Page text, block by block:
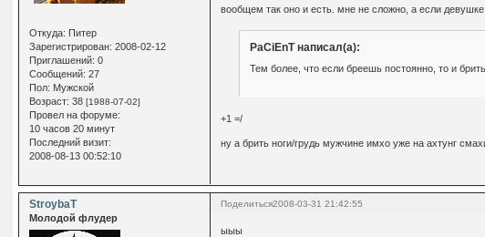
Откуда: Питер
Зарегистрирован: 2008-02-12
Приглашений: 0
Сообщений: 27
Пол: Мужской
Возраст: 38[1988-07-02]
Провел на форуме:
10 часов 20 минут
Последний визит:
2008-08-13 00:52:10
вообщем так оно и есть. мне не сложно, а если
PaCiEnT написал(а):
Тем более, что если бреешь постоянно, то и
+1 =/
ну а брить ноги/грудь мужчине имхо уже на ахтунг
Поделиться2008-03-31 21:42:55
StroybaT
Молодой флудер
ыыы